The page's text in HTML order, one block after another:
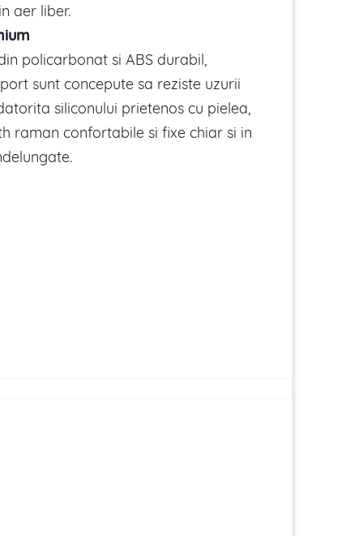
aer liber.
policarbonat si ABS durabil,
sunt concepute sa reziste uzurii
siliconului prietenos cu pielea,
raman confortabile si fixe chiar si in